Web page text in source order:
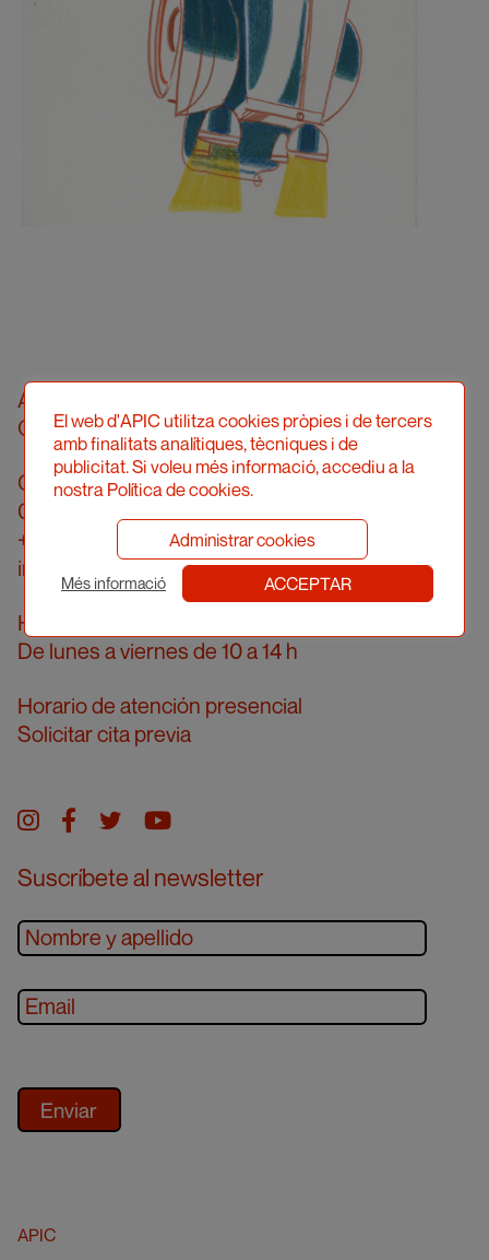
Asociació Professional d'Il·lustradors de
Catalunya
Calle Londres, 96, pral. 2a
08036 Barcelona
+34 934 161 474
info@apic.cat
Horario de atención telefónica
De lunes a viernes de 10 a 14 h
Horario de atención presencial
Solicitar cita previa
Instagram
facebook
twitteryoutube
Suscríbete al newsletter
APIC
El web d'APIC utilitza cookies pròpies i de tercers
amb finalitats analítiques, tècniques i de
publicitat. Si voleu més informació, accediu a la
nostra Política de cookies.
Administrar cookies
Més informació ACCEPTAR